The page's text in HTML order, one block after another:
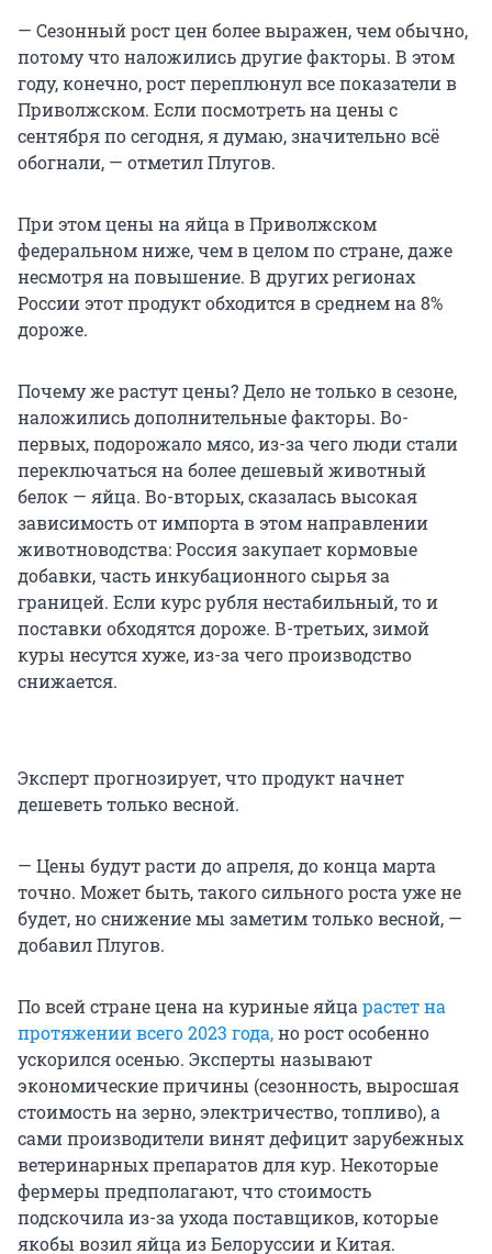
— Сезонный рост цен более выражен, чем обычно,
потому что наложились другие факторы. В этом
году, конечно, рост переплюнул все показатели в
Приволжском. Если посмотреть на цены с
сентября по сегодня, я думаю, значительно всё
обогнали, — отметил Плугов.
При этом цены на яйца в Приволжском
федеральном ниже, чем в целом по стране, даже
несмотря на повышение. В других регионах
России этот продукт обходится в среднем на 8%
дороже.
Почему же растут цены? Дело не только в сезоне,
наложились дополнительные факторы. Во-
первых, подорожало мясо, из-за чего люди стали
переключаться на более дешевый животный
белок — яйца. Во-вторых, сказалась высокая
зависимость от импорта в этом направлении
животноводства: Россия закупает кормовые
добавки, часть инкубационного сырья за
границей. Если курс рубля нестабильный, то и
поставки обходятся дороже. В-третьих, зимой
куры несутся хуже, из-за чего производство
снижается.
Эксперт прогнозирует, что продукт начнет
дешеветь только весной.
— Цены будут расти до апреля, до конца марта
точно. Может быть, такого сильного роста уже не
будет, но снижение мы заметим только весной, —
добавил Плугов.
По всей стране цена на куриные яйцарастет на
протяжении всего 2023 года,но рост особенно
ускорился осенью. Эксперты называют
экономические причины (сезонность, выросшая
стоимость на зерно, электричество, топливо), а
сами производители винят дефицит зарубежных
ветеринарных препаратов для кур. Некоторые
фермеры предполагают, что стоимость
подскочила из-за ухода поставщиков, которые
якобы возил яйца из Белоруссии и Китая.